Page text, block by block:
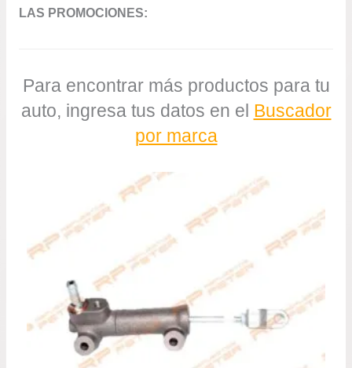
LAS PROMOCIONES:
Para encontrar más productos para tu
auto, ingresa tus datos en el Buscador
por marca